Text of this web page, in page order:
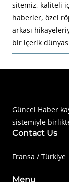
sitemiz, kaliteli
haberler, özel
arkası
bir içerik
Güncel Haber
sistemiyle
Contact Us
Fransa / Türkiye
Menu